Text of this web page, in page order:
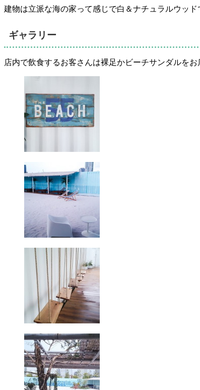
建物は立派な海の家って感じで白＆ナチュラルウッ
ギャラリー
店内で飲食するお客さんは裸足かビーチサンダルを